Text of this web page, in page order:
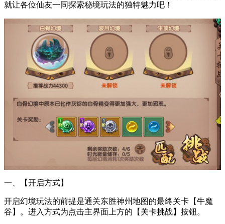
就让各位仙友一同探索秘境玩法的独特魅力吧！
一、【开启方式】
开启幻境玩法的前提是通关东胜神州地图的最终关卡【牛魔
谷】。进入方式为点击主界面上方的【关卡挑战】按钮。